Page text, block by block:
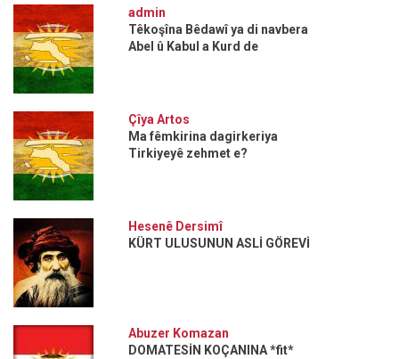
admin
Têkoşîna Bêdawî ya di navbera
Abel û Kabul a Kurd de
Çîya Artos
Ma fêmkirina dagirkeriya
Tirkiyeyê zehmet e?
Hesenê Dersimî
KÜRT ULUSUNUN ASLİ GÖREVİ
Abuzer Komazan
DOMATESİN KOÇANINA *fit*